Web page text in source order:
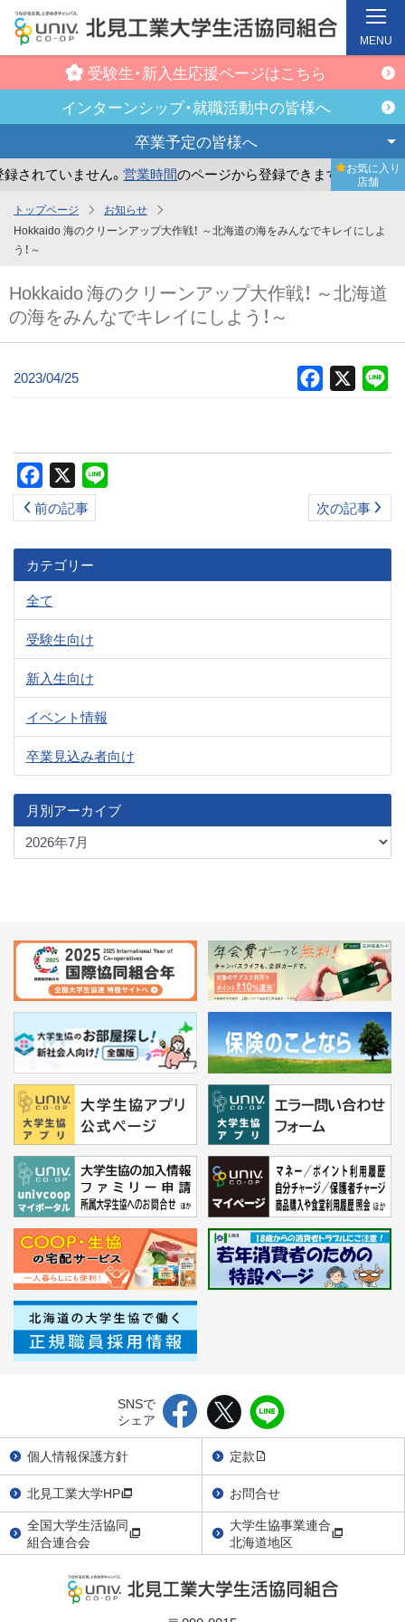
ン
テ
ン
受験生・新入生応援ページはこちら
インターンシップ・就職活動中の皆様へ
卒業予定の皆様へ
れていません。営業時間のページから登録できます。 ま
お気に入り
店舗
MENU
トップページ
お知らせ
Hokkaido 海のクリーンアップ大作戦！ ～北海道の海をみんなでキレイにしよ
う！～
Hokkaido 海のクリーンアップ大作戦！ ～北海道
の海をみんなでキレイにしよう！～
2023/04/25 Facebook
Facebook
前の記事 次の記事
カテゴリー
全て
受験生向け
新入生向け
イベント情報
卒業見込み者向け
月別アーカイブ
SNSで
シェア
個人情報保護方針
定款
北見工業大学HP
お問合せ
全国大学生活協同
組合連合会
大学生協事業連合
北海道地区